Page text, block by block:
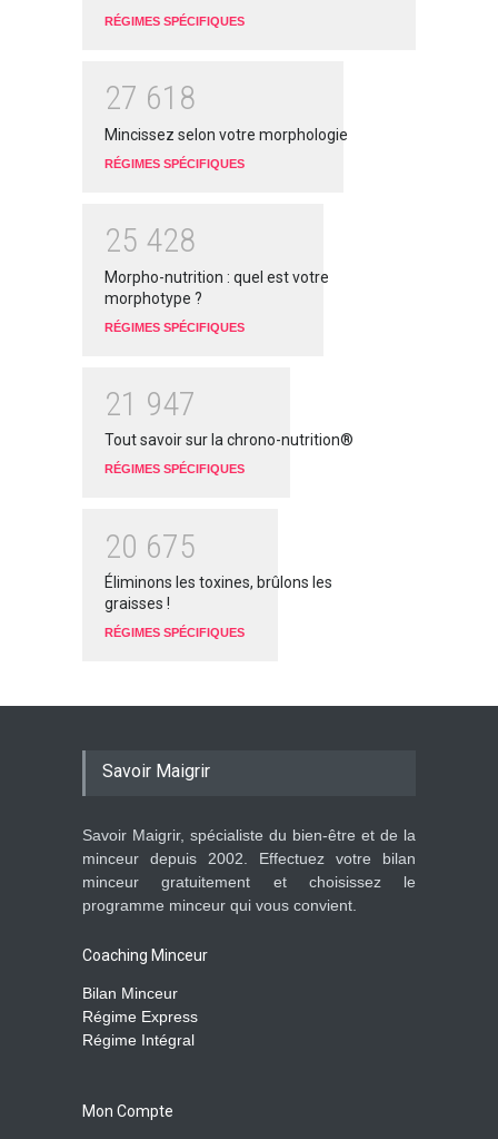
RÉGIMES SPÉCIFIQUES
27 61 8
Mincissez selon votre morphologie
RÉGIMES SPÉCIFIQUES
25 428
Morpho-nutrition : quel est votre
morphotype ?
RÉGIMES SPÉCIFIQUES
21 947
Tout savoir sur la chrono-nutrition®
RÉGIMES SPÉCIFIQUES
20 675
Éliminons les toxines, brûlons les
graisses !
RÉGIMES SPÉCIFIQUES
Savoir Maigrir
Savoir Maigrir, spécialiste du bien-être et de la
minceur depuis 2002. Effectuez votre bilan
minceur gratuitement et choisissez le
programme minceur qui vous convient.
Coaching Minceur
Bilan Minceur
Régime Express
Régime Intégral
Mon Compte